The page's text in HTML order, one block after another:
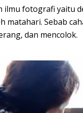
ilmu fotografi yaitu
matahari. Sebab
dan mencolok.